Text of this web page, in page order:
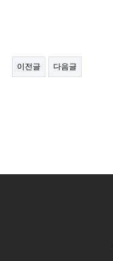
이전글 다음글